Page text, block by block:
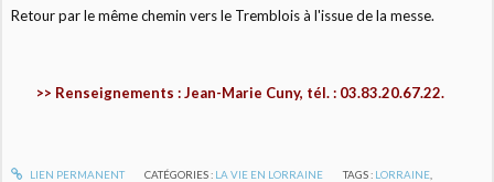
Retour par le même chemin vers le Tremblois à l'issue de la messe.
>> Renseignements : Jean-Marie Cuny, tél. : 03.83.20.67.22.
LIEN PERMANENT CATÉGORIES : LA VIE EN LORRAINE TAGS : LORRAINE